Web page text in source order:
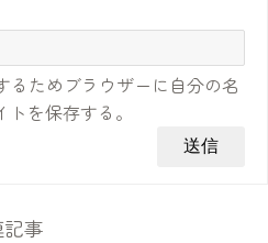
るためブラウザーに自分の名
を保存する。
事